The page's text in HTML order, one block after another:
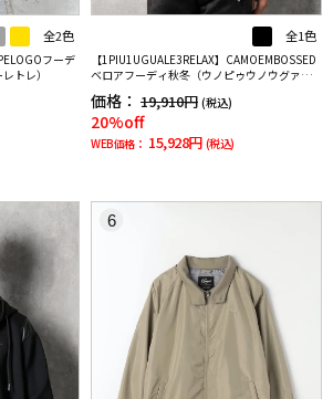
全2色
フーデ
トレ）
全1色
【1PIU1UGUALE3RELAX】CAMOEMBOSSED
ベロアフーディ秋冬（ウノピゥウノウグァー
レトレ）
価格： 19,910円 (税込)
20%off
WEB価格： 15,928円 (税込)
6